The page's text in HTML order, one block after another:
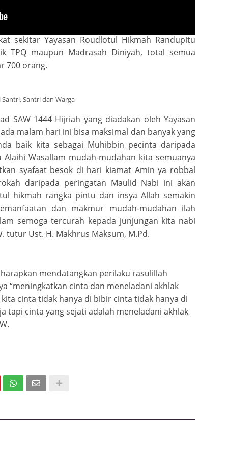
Habib Muhammad Assegaf, Bapak ibu Wali
sekitar Yayasan Roudlotul Hikmah Randupitu
TPQ maupun Madrasah Diniyah, total semua
700 orang.
Santri, Santri dan Warga
SAW 1444 Hijriah yang diadakan oleh Yayasan
malam hari ini bisa maksimal dan banyak yang
baik kita sebagai Muhibbin pecinta daripada
Wasallam mudah-mudahan kita semuanya
syafaat besok di hari kiamat Amin ya robbal
daripada peringatan Maulid Nabi ini akan
hikmah rangka pintu dan insya Allah semakin
dan makmur mudah-mudahan ilah
semoga tercurah kepada junjungan kita nabi
tutur Ust. H. Makhrus Maksum, M.Pd.
mendatangkan perilaku rasulillah
“meningkatkan cinta dan meneladani akhlak
cinta tidak hanya di bibir cinta tidak hanya di
tapi cinta yang sejati adalah meneladani akhlak